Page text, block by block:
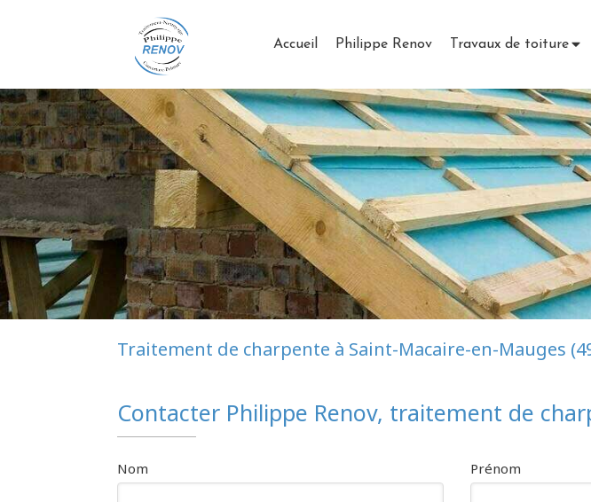
Accueil Philippe Renov Travaux de toiture
Traitement de charpente à Saint-Macaire-en-Mauges
Contacter Philippe Renov, traitement de
Nom Prénom